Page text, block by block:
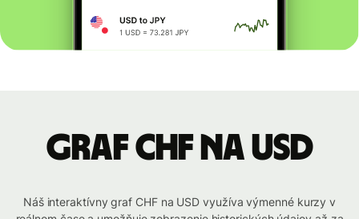
graf CHF na USD
Náš interaktívny graf CHF na USD využíva výmenné kurzy v